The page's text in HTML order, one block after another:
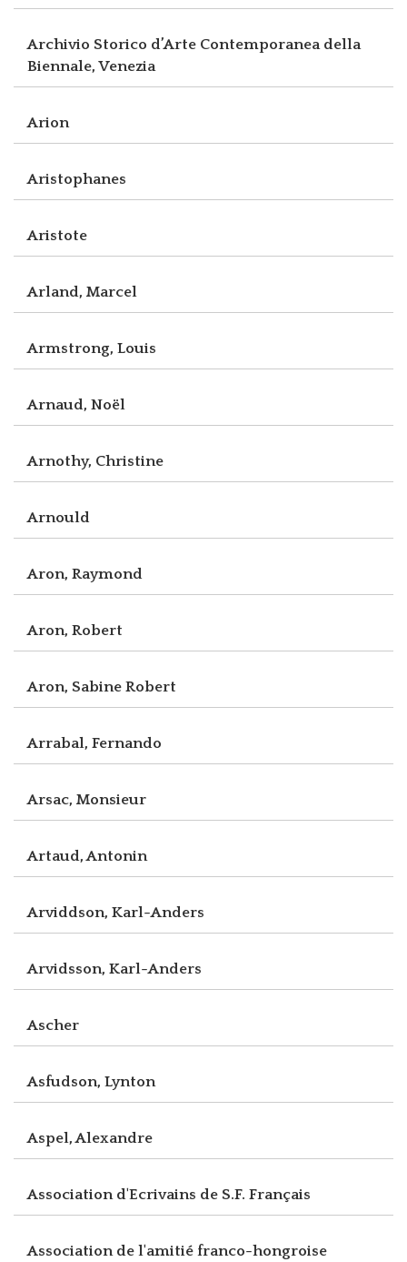
Archivio Storico d’Arte Contemporanea della
Biennale, Venezia
Arion
Aristophanes
Aristote
Arland, Marcel
Armstrong, Louis
Arnaud, Noël
Arnothy, Christine
Arnould
Aron, Raymond
Aron, Robert
Aron, Sabine Robert
Arrabal, Fernando
Arsac, Monsieur
Artaud, Antonin
Arviddson, Karl-Anders
Arvidsson, Karl-Anders
Ascher
Asfudson, Lynton
Aspel, Alexandre
Association d'Ecrivains de S.F. Français
Association de l'amitié franco-hongroise